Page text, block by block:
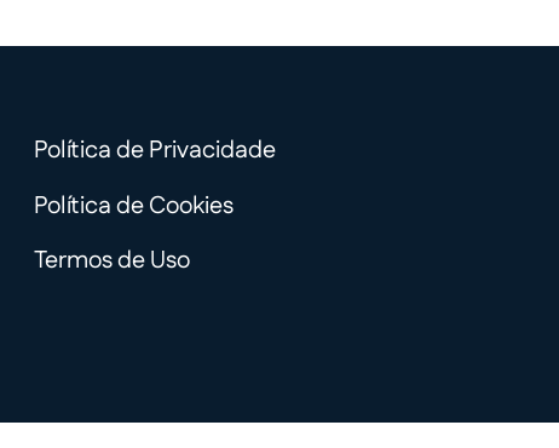
Política de Privacidade
Política de Cookies
Termos de Uso